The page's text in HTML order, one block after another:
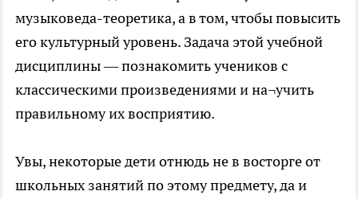
музыковеда-теоретика, а в том, чтобы повысить
его культурный уровень. Задача этой учебной
дисциплины — познакомить учеников с
классическими произведениями и на¬учить
правильному их восприятию.
Увы, некоторые дети отнюдь не в восторге от
школьных занятий по этому предмету, да и